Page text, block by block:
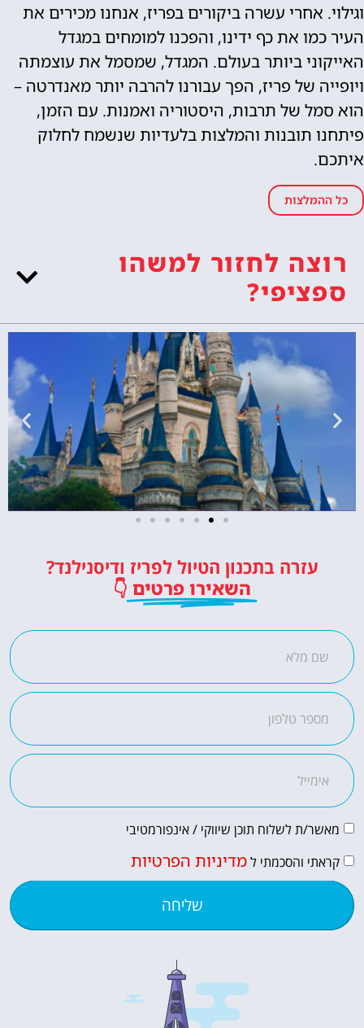
וגילוי. אחרי עשרה ביקורים בפריז, אנחנו מכירים את
העיר כמו את כף ידינו, והפכנו למומחים במגדל
האייקוני ביותר בעולם. המגדל, שמסמל את עוצמתה
ויופייה של פריז, הפך עבורנו להרבה יותר מאנדרטה –
הוא סמל של תרבות, היסטוריה ואמנות. עם הזמן,
פיתחנו תובנות והמלצות בלעדיות שנשמח לחלוק
איתכם.
כל ההמלצות
רוצה לחזור למשהו
ספציפי?
כרטיסי כניסה לפארק השעשועים
הכי מפורסם באירופה!
לחצו פה!
עזרה בתכנון הטיול לפריז ודיסנילנד?
השאירו פרטים 👇
מאשר/ת לשלוח תוכן שיווקי / אינפורמטיבי
קראתי והסכמתי למדיניות הפרטיות
שליחה